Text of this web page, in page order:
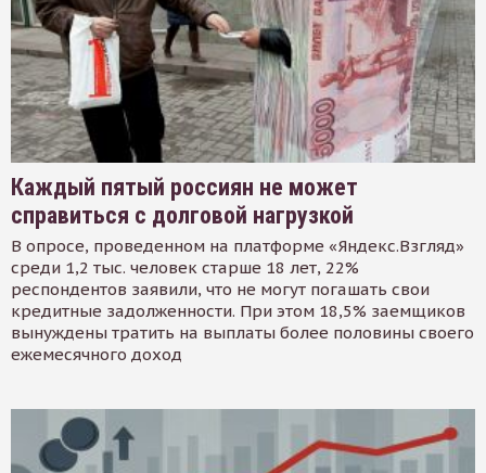
Каждый пятый россиян не может
справиться с долговой нагрузкой
В опросе, проведенном на платформе «Яндекс.Взгляд»
среди 1,2 тыс. человек старше 18 лет, 22%
респондентов заявили, что не могут погашать свои
кредитные задолженности. При этом 18,5% заемщиков
вынуждены тратить на выплаты более половины своего
ежемесячного доход